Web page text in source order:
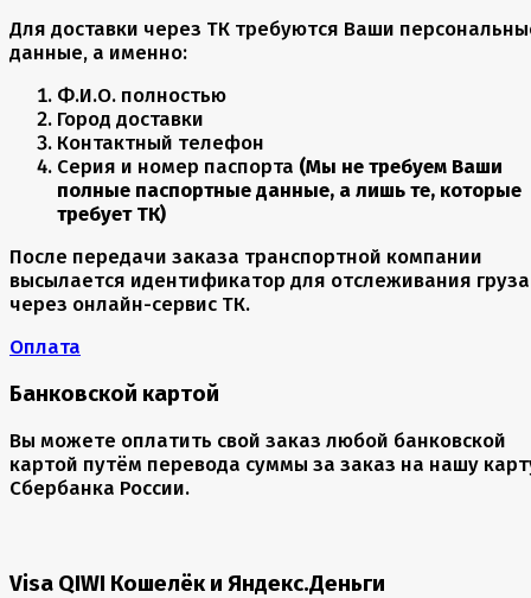
Для доставки через ТК требуются Ваши
данные, а именно:
Ф.И.О. полностью
Город доставки
Контактный телефон
Серия и номер паспорта (Мы не требуем Ваши
полные паспортные данные, а лишь те, которые
требует ТК)
После передачи заказа транспортной компании
высылается идентификатор для отслеживания груза
через онлайн-сервис ТК.
Оплата
Банковской картой
Вы можете оплатить свой заказ любой банковской
картой путём перевода суммы за заказ на нашу
Сбербанка России.
Visa QIWI Кошелёк и Яндекс.Деньги